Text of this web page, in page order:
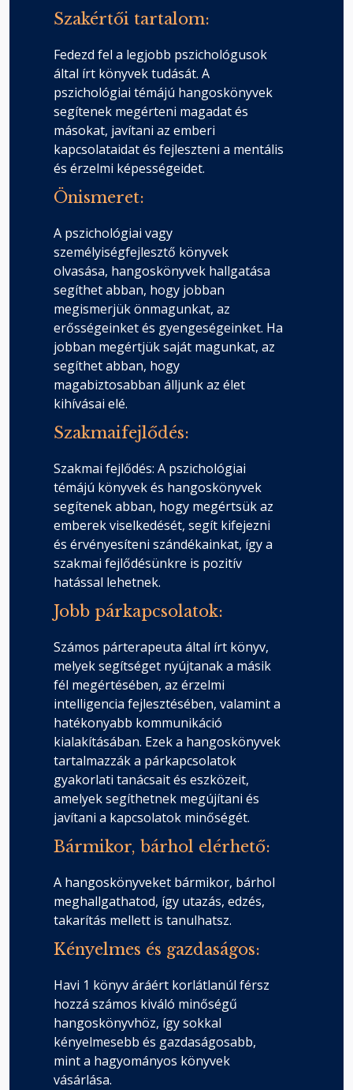
Szakértői tartalom:
Fedezd fel a legjobb pszichológusok
által írt könyvek tudását. A
pszichológiai témájú hangoskönyvek
segítenek megérteni magadat és
másokat, javítani az emberi
kapcsolataidat és fejleszteni a mentális
és érzelmi képességeidet.
Önismeret:
A pszichológiai vagy
személyiségfejlesztő könyvek
olvasása, hangoskönyvek hallgatása
segíthet abban, hogy jobban
megismerjük önmagunkat, az
erősségeinket és gyengeségeinket. Ha
jobban megértjük saját magunkat, az
segíthet abban, hogy
magabiztosabban álljunk az élet
kihívásai elé.
Szakmaifejlődés:
Szakmai fejlődés: A pszichológiai
témájú könyvek és hangoskönyvek
segítenek abban, hogy megértsük az
emberek viselkedését, segít kifejezni
és érvényesíteni szándékainkat, így a
szakmai fejlődésünkre is pozitív
hatással lehetnek.
Jobb párkapcsolatok:
Számos párterapeuta által írt könyv,
melyek segítséget nyújtanak a másik
fél megértésében, az érzelmi
intelligencia fejlesztésében, valamint a
hatékonyabb kommunikáció
kialakításában. Ezek a hangoskönyvek
tartalmazzák a párkapcsolatok
gyakorlati tanácsait és eszközeit,
amelyek segíthetnek megújítani és
javítani a kapcsolatok minőségét.
Bármikor, bárhol elérhető:
A hangoskönyveket bármikor, bárhol
meghallgathatod, így utazás, edzés,
takarítás mellett is tanulhatsz.
Kényelmes és gazdaságos:
Havi 1 könyv áráért korlátlanúl férsz
hozzá számos kiváló minőségű
hangoskönyvhöz, így sokkal
kényelmesebb és gazdaságosabb,
mint a hagyományos könyvek
vásárlása.